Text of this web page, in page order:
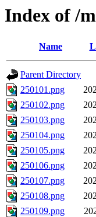
Index of /
Name
Parent Directory
250101.png
250102.png
250103.png
250104.png
250105.png
250106.png
250107.png
250108.png
250109.png